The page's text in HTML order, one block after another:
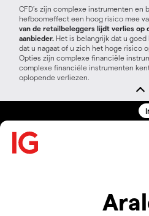
CFD’s zijn complexe instrumenten en
hefboomeffect een hoog risico mee
van de retailbeleggers lijdt verlies op
aanbieder. Het is belangrijk dat u
dat u nagaat of u zich het hoge risico
Opties zijn complexe financiële
complexe financiële instrumenten
oplopende verliezen.